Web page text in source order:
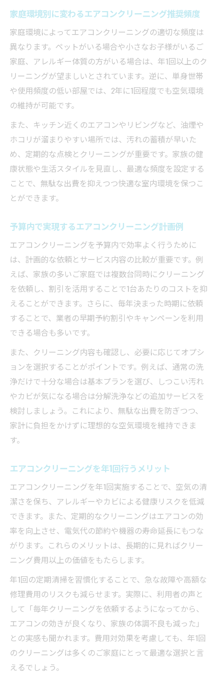
家庭環境別に変わるエアコンクリーニング推奨頻度
家庭環境によってエアコンクリーニングの適切な頻度は
異なります。ペットがいる場合や小さなお子様がいるご
家庭、アレルギー体質の方がいる場合は、年1回以上のク
リーニングが望ましいとされています。逆に、単身世帯
や使用頻度の低い部屋では、2年に1回程度でも空気環境
の維持が可能です。
また、キッチン近くのエアコンやリビングなど、油煙や
ホコリが溜まりやすい場所では、汚れの蓄積が早いた
め、定期的な点検とクリーニングが重要です。家族の健
康状態や生活スタイルを見直し、最適な頻度を設定する
ことで、無駄な出費を抑えつつ快適な室内環境を保つこ
とができます。
予算内で実現するエアコンクリーニング計画例
エアコンクリーニングを予算内で効率よく行うために
は、計画的な依頼とサービス内容の比較が重要です。例
えば、家族の多いご家庭では複数台同時にクリーニング
を依頼し、割引を活用することで1台あたりのコストを抑
えることができます。さらに、毎年決まった時期に依頼
することで、業者の早期予約割引やキャンペーンを利用
できる場合も多いです。
また、クリーニング内容も確認し、必要に応じてオプシ
ョンを選択することがポイントです。例えば、通常の洗
浄だけで十分な場合は基本プランを選び、しつこい汚れ
やカビが気になる場合は分解洗浄などの追加サービスを
検討しましょう。これにより、無駄な出費を防ぎつつ、
家計に負担をかけずに理想的な空気環境を維持できま
す。
エアコンクリーニングを年1回行うメリット
エアコンクリーニングを年1回実施することで、空気の清
潔さを保ち、アレルギーやカビによる健康リスクを低減
できます。また、定期的なクリーニングはエアコンの効
率を向上させ、電気代の節約や機器の寿命延長にもつな
がります。これらのメリットは、長期的に見ればクリー
ニング費用以上の価値をもたらします。
年1回の定期清掃を習慣化することで、急な故障や高額な
修理費用のリスクも減らせます。実際に、利用者の声と
して「毎年クリーニングを依頼するようになってから、
エアコンの効きが良くなり、家族の体調不良も減った」
との実感も聞かれます。費用対効果を考慮しても、年1回
のクリーニングは多くのご家庭にとって最適な選択と言
えるでしょう。